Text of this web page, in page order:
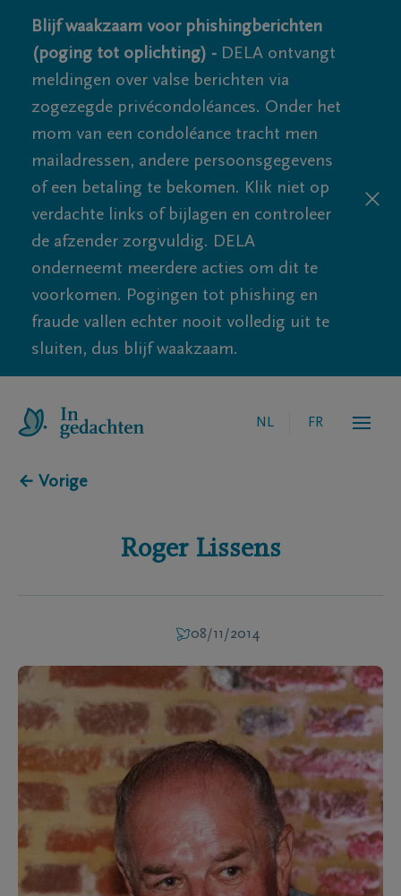
Blijf waakzaam voor phishingberichten
(poging tot oplichting) - DELA ontvangt
meldingen over valse berichten via
zogezegde privécondoléances. Onder het
mom van een condoléance tracht men
mailadressen, andere persoonsgegevens
of een betaling te bekomen. Klik niet op
verdachte links of bijlagen en controleer
de afzender zorgvuldig. DELA
onderneemt meerdere acties om dit te
voorkomen. Pogingen tot phishing en
fraude vallen echter nooit volledig uit te
sluiten, dus blijf waakzaam.
NL FR
← Vorige
Roger Lissens
08/11/2014